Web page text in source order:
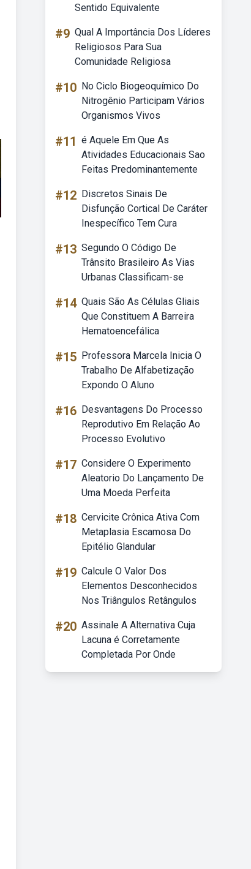
Sentido Equivalente
#9 Qual A Importância Dos Líderes
Religiosos Para Sua
Comunidade Religiosa
#10 No Ciclo Biogeoquímico Do
Nitrogênio Participam Vários
Organismos Vivos
#11 é Aquele Em Que As
Atividades Educacionais Sao
Feitas Predominantemente
#12 Discretos Sinais De
Disfunção Cortical De Caráter
Inespecífico Tem Cura
#13 Segundo O Código De
Trânsito Brasileiro As Vias
Urbanas Classificam-se
#14 Quais São As Células Gliais
Que Constituem A Barreira
Hematoencefálica
#15 Professora Marcela Inicia O
Trabalho De Alfabetização
Expondo O Aluno
#16 Desvantagens Do Processo
Reprodutivo Em Relação Ao
Processo Evolutivo
#17 Considere O Experimento
Aleatorio Do Lançamento De
Uma Moeda Perfeita
#18 Cervicite Crônica Ativa Com
Metaplasia Escamosa Do
Epitélio Glandular
#19 Calcule O Valor Dos
Elementos Desconhecidos
Nos Triângulos Retângulos
#20 Assinale A Alternativa Cuja
Lacuna é Corretamente
Completada Por Onde